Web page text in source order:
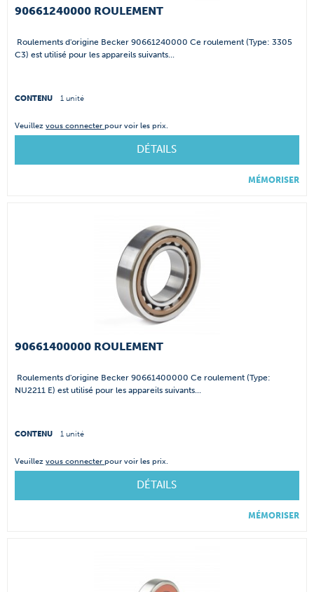
90661240000 ROULEMENT
Roulements d'origine Becker 90661240000 Ce roulement (Type: 3305
C3) est utilisé pour les appareils suivants...
CONTENU 1 unité
Veuillezvous connecterpour voir les prix.
DÉTAILS
MÉMORISER
90661400000 ROULEMENT
Roulements d'origine Becker 90661400000 Ce roulement (Type:
NU2211 E) est utilisé pour les appareils suivants...
CONTENU 1 unité
Veuillezvous connecterpour voir les prix.
DÉTAILS
MÉMORISER